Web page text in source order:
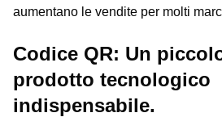
aumentano le vendite per molti
Codice QR: Un
prodotto tecnologico
indispensabile.